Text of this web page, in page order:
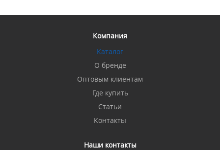
Компания
Каталог
О бренде
Оптовым клиентам
Где купить
Статьи
Контакты
Наши контакты